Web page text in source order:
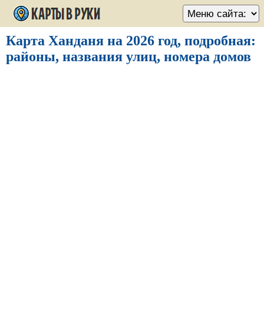
Карта Ханданя на 2026 год, подробная:
районы, названия улиц, номера домов